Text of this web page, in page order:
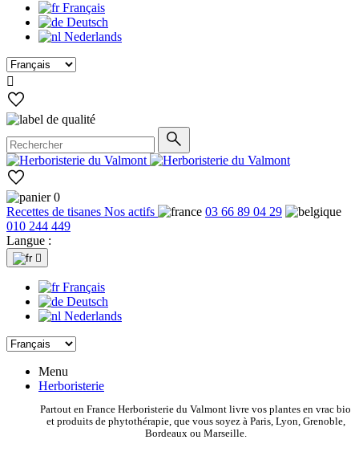
Français
Deutsch
Nederlands

0
Recettes de tisanes Nos actifs
03 66 89 04 29
010 244 449
Langue :

Français
Deutsch
Nederlands
Menu
Herboristerie
Partout en France Herboristerie du Valmont livre vos plantes en vrac bio
et produits de phytothérapie, que vous soyez à Paris, Lyon, Grenoble,
Bordeaux ou Marseille.